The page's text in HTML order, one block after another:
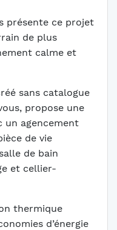
présente ce projet
de plus
calme et
sans catalogue
propose une
un agencement
de vie
de bain
et cellier-
thermique
d’énergie